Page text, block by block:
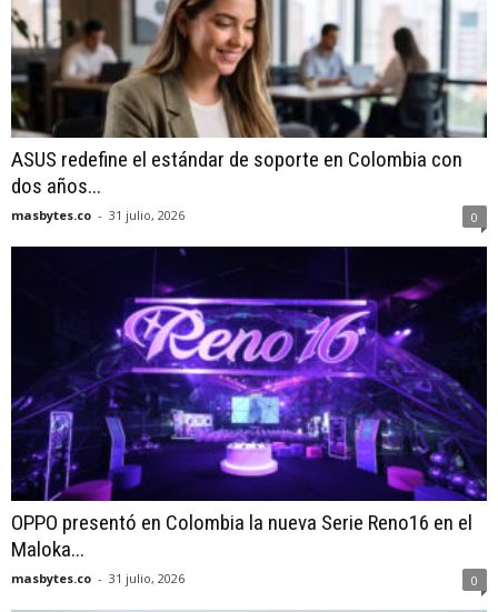
ASUS redefine el estándar de soporte en Colombia con
dos años...
masbytes.co - 31 julio, 2026 0
OPPO presentó en Colombia la nueva Serie Reno16 en el
Maloka...
masbytes.co - 31 julio, 2026 0